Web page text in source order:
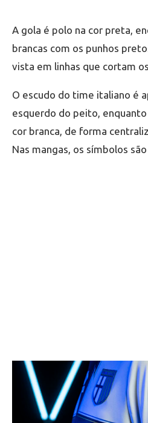
A gola é polo na cor preta,
brancas com os punhos
vista em linhas que cortam
O escudo do time italiano é
esquerdo do peito, enquanto
cor branca, de forma
Nas mangas, os símbolos